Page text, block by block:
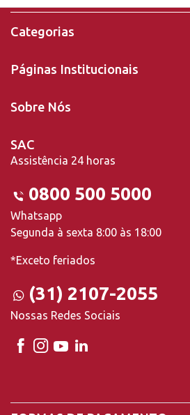
Categorias
Páginas Institucionais
Sobre Nós
SAC
Assistência 24 horas
0800 500 5000
Whatsapp
Segunda à sexta 8:00 às 18:00
*Exceto feriados
(31) 2107-2055
Nossas Redes Sociais